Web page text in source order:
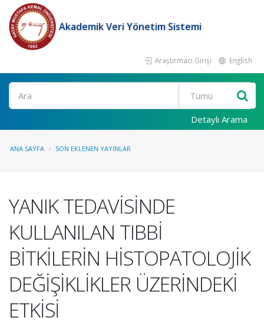
Akademik Veri Yönetim Sistemi
Araştırmacı Girişi English
Ara
Detaylı Arama
ANA SAYFA SON EKLENEN YAYINLAR
YANIK TEDAVİSİNDE
KULLANILAN TIBBİ
BİTKİLERİN HİSTOPATOLOJİK
DEĞİŞİKLİKLER ÜZERİNDEKİ
ETKİSİ